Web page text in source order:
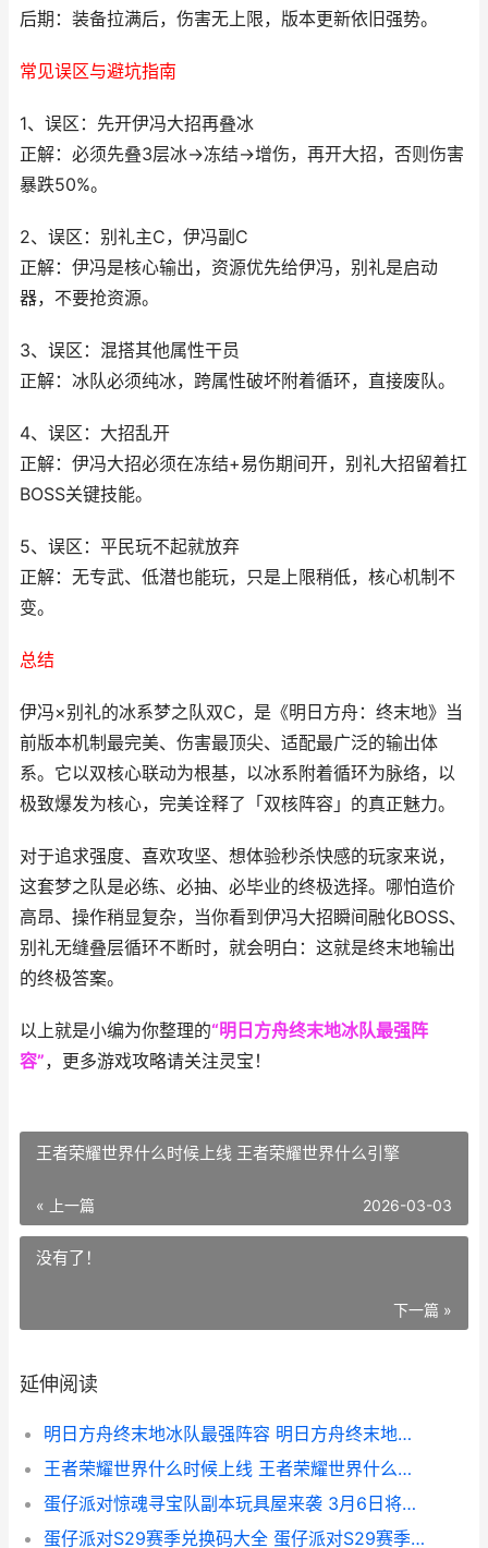
后期：装备拉满后，伤害无上限，版本更新依旧强势。
常见误区与避坑指南
1、误区：先开伊冯大招再叠冰
正解：必须先叠3层冰→冻结→增伤，再开大招，否则伤害
暴跌50%。
2、误区：别礼主C，伊冯副C
正解：伊冯是核心输出，资源优先给伊冯，别礼是启动
器，不要抢资源。
3、误区：混搭其他属性干员
正解：冰队必须纯冰，跨属性破坏附着循环，直接废队。
4、误区：大招乱开
正解：伊冯大招必须在冻结+易伤期间开，别礼大招留着扛
BOSS关键技能。
5、误区：平民玩不起就放弃
正解：无专武、低潜也能玩，只是上限稍低，核心机制不
变。
总结
伊冯×别礼的冰系梦之队双C，是《明日方舟：终末地》当
前版本机制最完美、伤害最顶尖、适配最广泛的输出体
系。它以双核心联动为根基，以冰系附着循环为脉络，以
极致爆发为核心，完美诠释了「双核阵容」的真正魅力。
对于追求强度、喜欢攻坚、想体验秒杀快感的玩家来说，
这套梦之队是必练、必抽、必毕业的终极选择。哪怕造价
高昂、操作稍显复杂，当你看到伊冯大招瞬间融化BOSS、
别礼无缝叠层循环不断时，就会明白：这就是终末地输出
的终极答案。
以上就是小编为你整理的“明日方舟终末地冰队最强阵
容”，更多游戏攻略请关注灵宝！
王者荣耀世界什么时候上线 王者荣耀世界什么引擎
« 上一篇 2026-03-03
没有了！
下一篇 »
延伸阅读
明日方舟终末地冰队最强阵容 明日方舟终末地预约
王者荣耀世界什么时候上线 王者荣耀世界什么引擎
蛋仔派对惊魂寻宝队副本玩具屋来袭 3月6日将开放 蛋仔派对惊魂寻宝队新地图好蛋来超市
蛋仔派对S29赛季兑换码大全 蛋仔派对S29赛季盲盒